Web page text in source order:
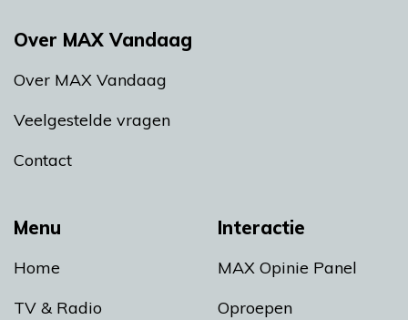
Menu
Home
TV & Radio
Interactie
MAX Opinie Panel
Oproepen
Over MAX Vandaag
Over MAX Vandaag
Veelgestelde vragen
Contact